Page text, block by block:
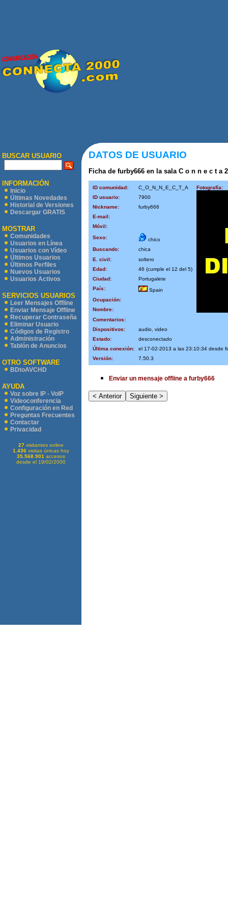
BUSCAR USUARIO
INFORMACIÓN
Inicio
Últimas Novedades
Historial de Versiones
Descargar GRATIS
MOSTRAR
Comunidades
Usuarios en Línea
Usuarios con Vídeo
Últimos Usuarios
Últimos Perfiles
Nuevos Usuarios
Usuarios Activos
SERVICIOS USUARIOS
Leer Mensajes Offline
Enviar Mensaje Offline
Recuperar Contraseña
Eliminar Usuario
Códigos de Registro
Administración
Tablón de Anuncios
OTRO SOFTWARE
BDtoAVCHD
AYUDA
Voz sobre IP - VoIP
Videoconferencia
Configuración en Red
Preguntas Frecuentes
Contactar
Privacidad
27visitantes online
1.436visitas únicas hoy
35.568.901 accesos
desde el 19/02/2000
DATOS DE USUARIO
Ficha de furby666 en la sala C o n n e c t a
ID comunidad: C_O_N_N_E_C_T_A
Fotografía:
ID usuario:
7900
Nickname:
furby666
E-mail:
Móvil:
Sexo:
chico
Buscando:
chica
E. civil:
soltero
Edad:
46 (cumple el 12 del 5)
Ciudad:
Portugalete
País:
Spain
Ocupación:
Nombre:
Comentarios:
Dispositivos:
audio, video
Estado:
desconectado
Última conexión:
el 17-02-2013 a las 23:10:34 desde
Versión:
7.50.3
Enviar un mensaje offline a furby666